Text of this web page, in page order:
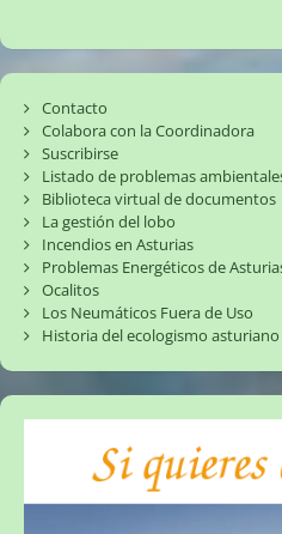
Contacto
Colabora con la Coordinadora
Suscribirse
Listado de problemas
Biblioteca virtual de documentos
La gestión del lobo
Incendios en Asturias
Problemas Energéticos de
Ocalitos
Los Neumáticos Fuera de Uso
Historia del ecologismo asturiano